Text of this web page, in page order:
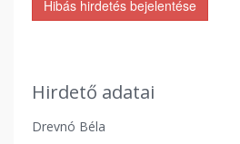
Hibás hirdetés bejelentése
Hirdető adatai
Drevnó Béla